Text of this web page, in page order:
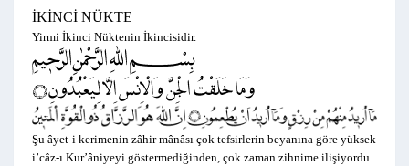
İKİNCİ NÜKTE
Yirmi İkinci Nüktenin İkincisidir.
Şu âyet-i kerimenin zâhir mânâsı çok tefsirlerin beyanına göre yüksek
i’câz-ı Kur’âniyeyi göstermediğinden, çok zaman zihnime ilişiyordu.